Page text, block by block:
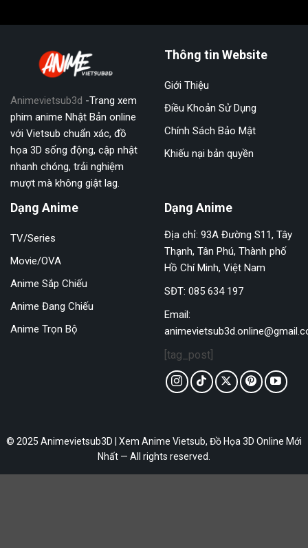
Animevietsub3d -Trang xem
phim anime Nhật Bản online
với Vietsub chuẩn xác, đồ
họa 3D sống động, cập nhật
nhanh chóng, trải nghiệm
mượt mà không giật lag.
Thông tin Website
Giới Thiệu
Điều Khoản Sử Dụng
Chính Sách Bảo Mật
Khiếu nại bản quyền
Dạng Anime
TV/Series
Movie/OVA
Anime Sắp Chiếu
Anime Đang Chiếu
Anime Trọn Bộ
Dạng Anime
Địa chỉ: 93A Đường S11, Tây
Thạnh, Tân Phú, Thành phố
Hồ Chí Minh, Việt Nam
SĐT: 085 634 197
Email:
[tag_post]
© 2025 Animevietsub3D | Xem Anime Vietsub, Đồ Họa 3D Online Mới
Nhất — All rights reserved.